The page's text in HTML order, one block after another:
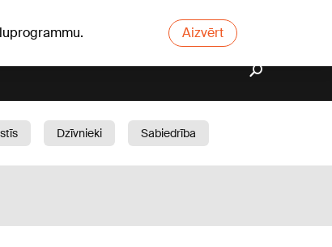
Aizvērt
Dzīvnieki
Sabiedrība